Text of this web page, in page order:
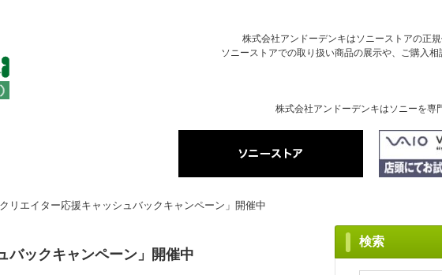
株式会社アンドーデンキはソニーを専
株式会社アンドーデンキはソニーストアの正
ソニーストアでの取り扱い商品の展示や、ご購入相
リエイター応援キャッシュバックキャンペーン」開催中
バックキャンペーン」開催中
検索